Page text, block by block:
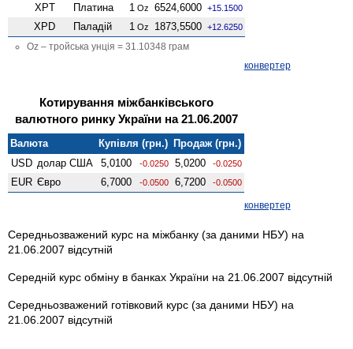
XPT Платина 1 Oz 6524,6000 +15.1500
XPD Паладій 1 Oz 1873,5500 +12.6250
Oz – тройська унція = 31.10348 грам
конвертер
Котирування міжбанківського
валютного ринку України на 21.06.2007
Валюта Купівля (грн.) Продаж (грн.)
USD долар США 5,0100 -0.0250 5,0200 -0.0250
EUR Євро 6,7000 -0.0500 6,7200 -0.0500
конвертер
Середньозважений курс на міжбанку (за даними НБУ) на
21.06.2007 відсутній
Середній курс обміну в банках України на 21.06.2007 відсутній
Середньозважений готівковий курс (за даними НБУ) на
21.06.2007 відсутній